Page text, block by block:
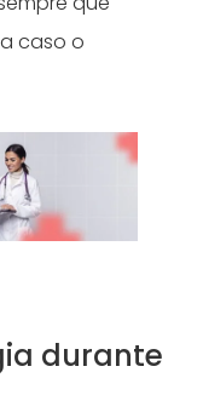
caso o
durante